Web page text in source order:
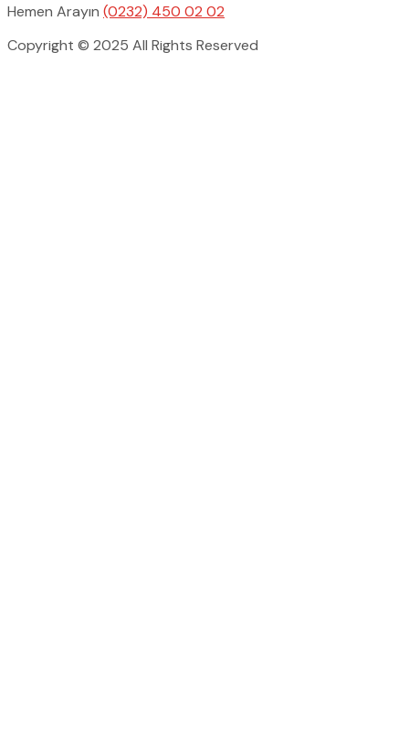
Hemen Arayın (0232) 450 02 02
Copyright © 2025 All Rights Reserved